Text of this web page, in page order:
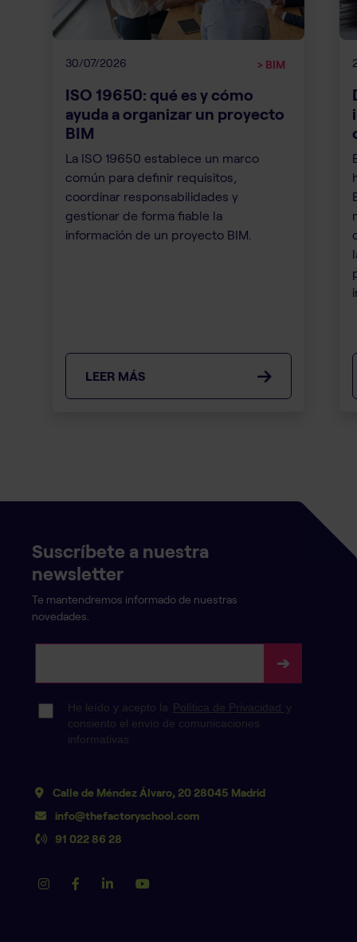
30/07/2026 > BIM
ISO 19650: qué es y cómo
ayuda a organizar un proyecto
BIM
La ISO 19650 establece un marco
común para definir requisitos,
coordinar responsabilidades y
gestionar de forma fiable la
información de un proyecto BIM.
LEER MÁS
Suscríbete a nuestra
newsletter
Te mantendremos informado de nuestras
novedades.
Calle de Méndez Álvaro, 20 28045 Madrid
info@thefactoryschool.com
91 022 86 28